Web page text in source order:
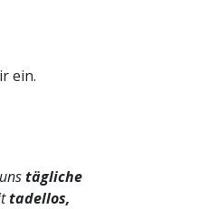
ein.
tägliche
tadellos,